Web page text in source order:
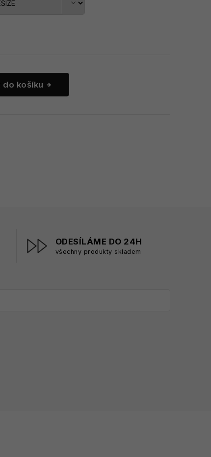
do košíku
ODESÍLÁME DO 24H
všechny produkty skladem